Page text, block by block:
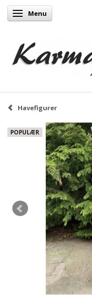
Skifte navigation
Menu
Havefigurer
POPULÆR